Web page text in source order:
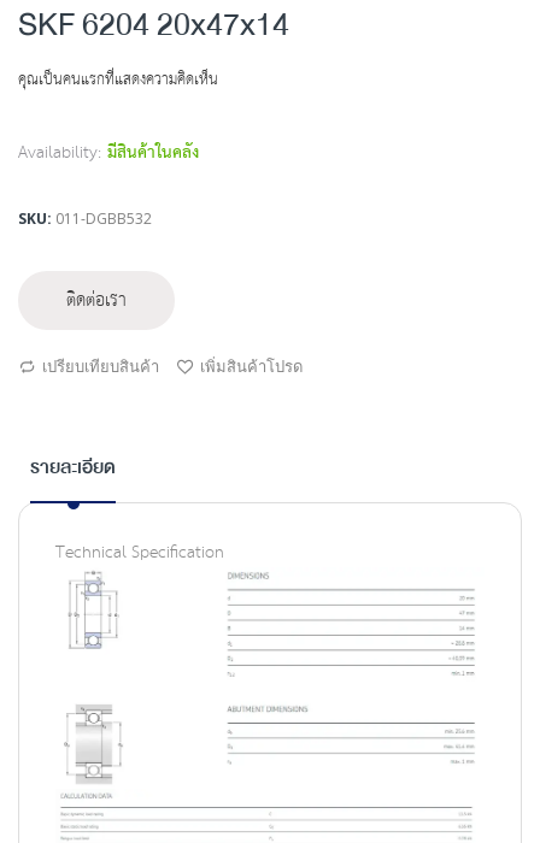
to
the
SKF 6204 20x47x14
คุณเป็นคนแรกที่แสดงความคิดเห็น
Availability: มีสินค้าในคลัง
SKU 011-DGBB532
ติดต่อเรา
เปรียบเทียบสินค้า เพิ่มสินค้าโปรด
รายละเอียด
Technical Specification